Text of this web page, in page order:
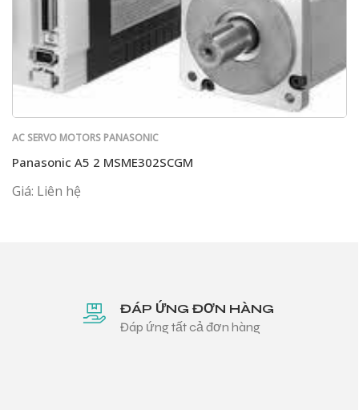
AC SERVO MOTORS PANASONIC
Panasonic A5 2 MSME302SCGM
Giá: Liên hệ
ĐÁP ỨNG ĐƠN HÀNG
Đáp ứng tất cả đơn hàng